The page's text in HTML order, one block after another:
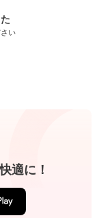
い
適に！